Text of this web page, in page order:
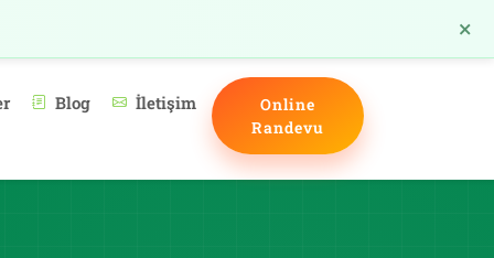
×
Blog İletişim
Online
Randevu